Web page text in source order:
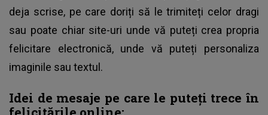
deja scrise, pe care doriți să le trimiteți celor dragi
sau poate chiar site-uri unde vă puteți crea propria
felicitare electronică, unde vă puteți personaliza
imaginile sau textul.
Idei de mesaje pe care le puteți trece în